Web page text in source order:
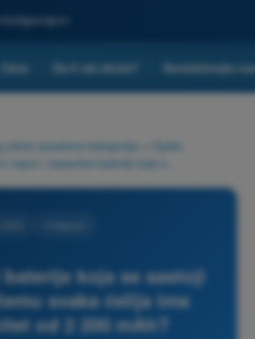
Cene Da li ste škola? Kontaktirajte nas
pilota (posebna kategorija)
Opšte
koja se sastoji
svaka ćelija ima
od 2 200 mAh?